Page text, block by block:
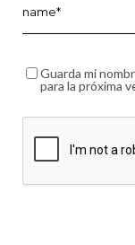
Guarda mi
para la próxima